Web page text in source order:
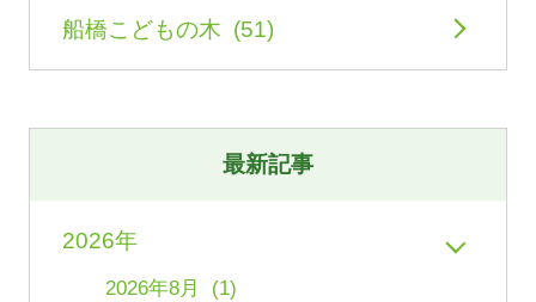
船橋こどもの木 (51)
最新記事
2026年
2026年8月 (1)